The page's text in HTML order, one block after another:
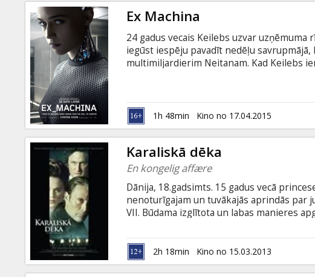
Ex Machina
24 gadus vecais Keilebs uzvar
iegūst iespēju pavadīt nedēļu
multimiljardierim Neitanam. Kad Keilebs
mākslīgo intelektu - robotu pievilcīgas
Gārlends ir kulta romāna "Pludmale"
Later" scenārija autors.
1h 48min Kino no 17.04.2015
Karaliskā dēka
En kongelig affære
Dānija, 18.gadsimts. 15 gadus vecā
nenoturīgajam un tuvākajās aprindās par
VII. Būdama izglītota un labas manieres
jaunā karaliene nonāk smagas izvēles
latviešu valodā.
2h 18min Kino no 15.03.2013